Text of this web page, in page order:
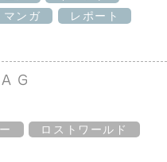
マンガ
レポート
ロストワールド